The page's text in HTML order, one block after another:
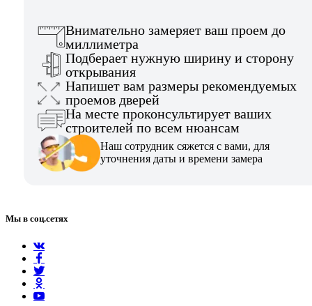
Внимательно замеряет ваш проем до
миллиметра
Подберает нужную ширину и сторону
открывания
Напишет вам размеры рекомендуемых
проемов дверей
На месте проконсультирует ваших
строителей по всем нюансам
Наш сотрудник сяжется с вами, для
уточнения даты и времени замера
Мы в соц.сетях